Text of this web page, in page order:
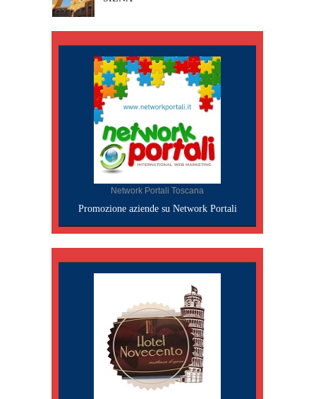
Network Portali Toscana
Promozione aziende su Network Portali